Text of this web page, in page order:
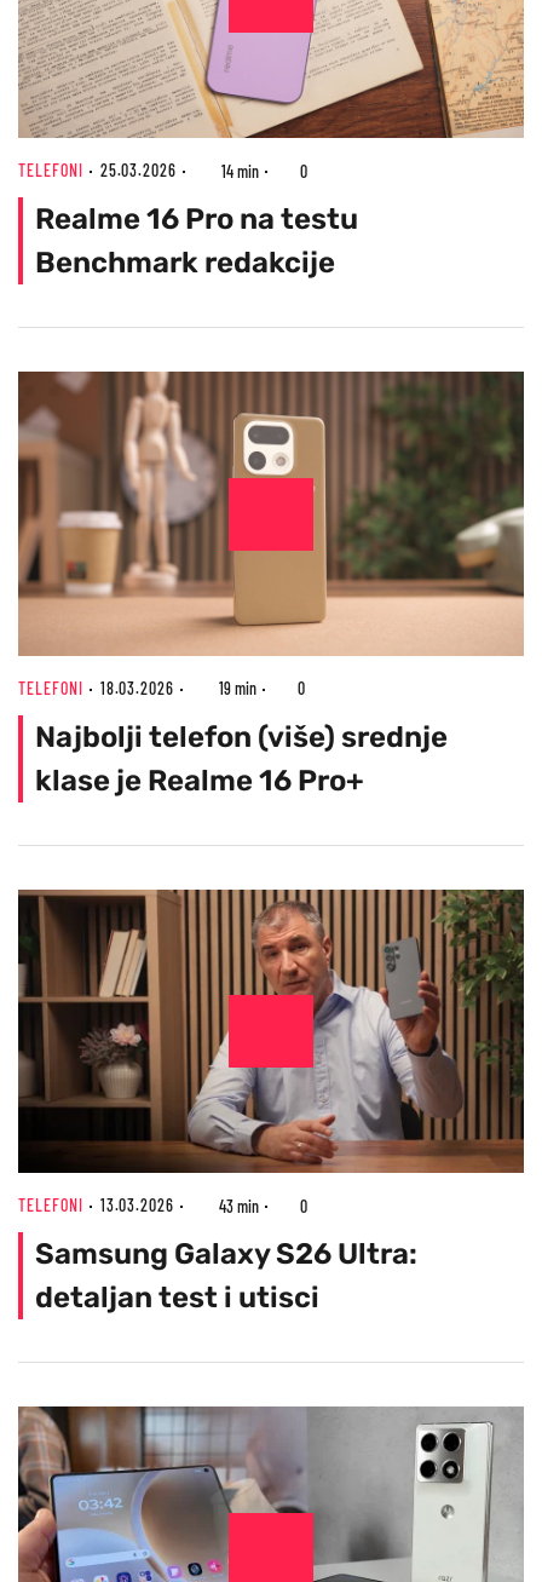
TELEFONI 25.03.2026 14 min 0
Realme 16 Pro na testu
Benchmark redakcije
TELEFONI 18.03.2026 19 min 0
Najbolji telefon (više) srednje
klase je Realme 16 Pro+
TELEFONI 13.03.2026 43 min 0
Samsung Galaxy S26 Ultra:
detaljan test i utisci